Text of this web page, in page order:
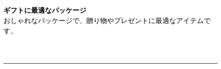
ギフトに最適なパッケージ
おしゃれなパッケージで、贈り物やプレゼントに最適なアイテムで
す。